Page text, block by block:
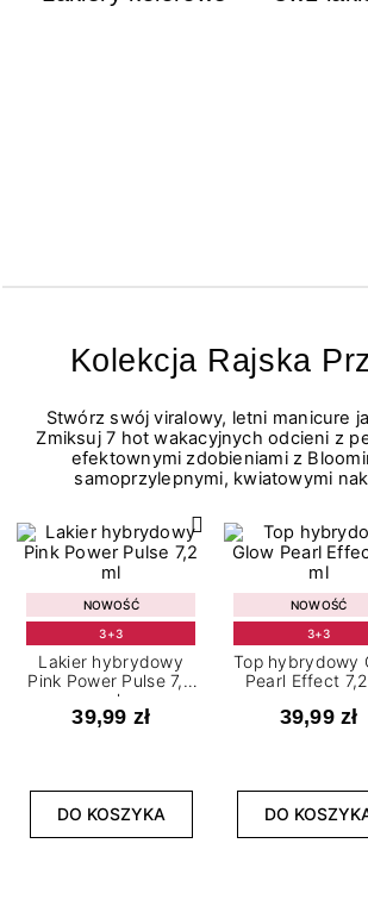
Kolekcja Rajska
Stwórz swój viralowy, letni manicure
Zmiksuj 7 hot wakacyjnych odcieni z
efektownymi zdobieniami z
samoprzylepnymi, kwiatowymi
NOWOŚĆ
3+3
Lakier hybrydowy
Pink Power Pulse 7,2
ml
39,99 zł
DO KOSZYKA
NOWOŚĆ
3+3
Top hybrydowy
Pearl Effect
39,99 zł
DO